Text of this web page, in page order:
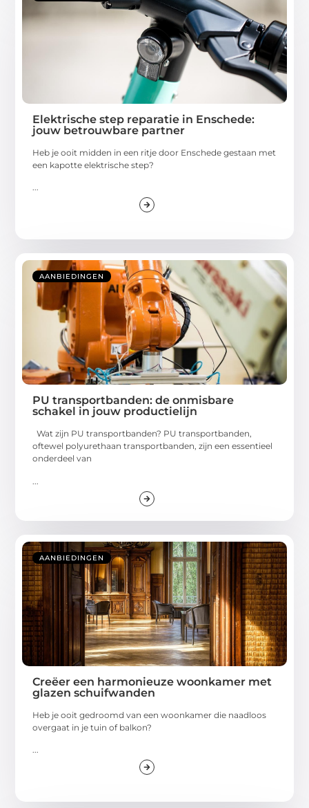
Elektrische step reparatie in Enschede:
jouw betrouwbare partner
Heb je ooit midden in een ritje door Enschede gestaan met
een kapotte elektrische step?
...
AANBIEDINGEN
PU transportbanden: de onmisbare
schakel in jouw productielijn
Wat zijn PU transportbanden? PU transportbanden,
oftewel polyurethaan transportbanden, zijn een essentieel
onderdeel van
AANBIEDINGEN
Creëer een harmonieuze woonkamer met
glazen schuifwanden
Heb je ooit gedroomd van een woonkamer die naadloos
overgaat in je tuin of balkon?
...